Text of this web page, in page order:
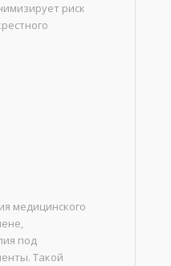
риск
медицинского
под
Такой